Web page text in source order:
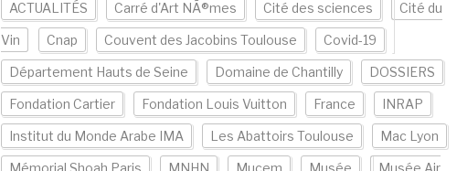
ACTUALITÉS Carré d'Art NÃ®mes Cité des sciences Cité du
Vin Cnap Couvent des Jacobins Toulouse Covid-19
Département Hauts de Seine Domaine de Chantilly DOSSIERS
Fondation Cartier Fondation Louis Vuitton France INRAP
Institut du Monde Arabe IMA Les Abattoirs Toulouse Mac Lyon
Mémorial Shoah Paris MNHN Mucem Musée Musée Air